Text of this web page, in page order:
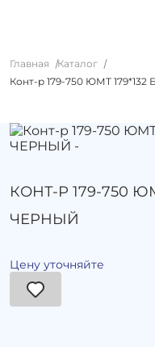
Главная
Каталог
Конт-р 179-750 ЮМТ
КОНТ-Р 179-750
ЧЕРНЫЙ
Цену уточняйте